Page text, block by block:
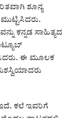
ಶೂನ್ಯ
ಕನ್ನಡ ಸಾಹಿತ್ಯದ
ಈ ಮೂಲಕ
ಕಲೆ ಇವರಿಗೆ